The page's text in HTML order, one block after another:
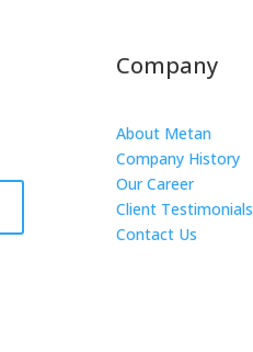
Company
About Metan
Company History
Our Career
Client Testimonials
Contact Us